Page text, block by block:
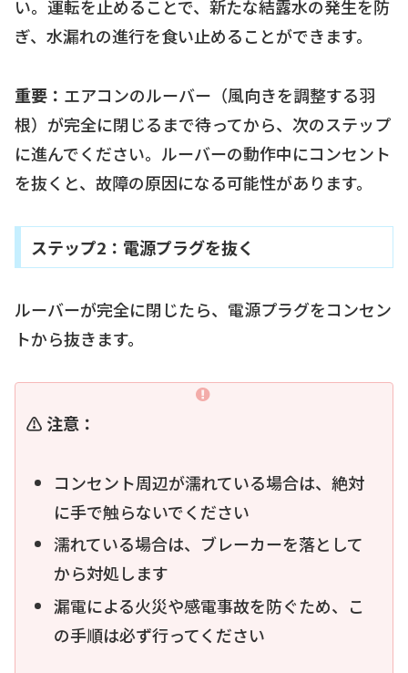
い。運転を止めることで、新たな結露水の発生を防
ぎ、水漏れの進行を食い止めることができます。
重要： エアコンのルーバー（風向きを調整する羽
根）が完全に閉じるまで待ってから、次のステップ
に進んでください。ルーバーの動作中にコンセント
を抜くと、故障の原因になる可能性があります。
ステップ2：電源プラグを抜く
ルーバーが完全に閉じたら、電源プラグをコンセン
トから抜きます。
⚠️ 注意：
コンセント周辺が濡れている場合は、絶対
に手で触らないでください
濡れている場合は、ブレーカーを落として
から対処します
漏電による火災や感電事故を防ぐため、こ
の手順は必ず行ってください